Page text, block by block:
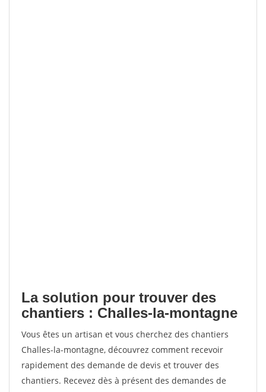
La solution pour trouver des
chantiers : Challes-la-montagne
Vous êtes un artisan et vous cherchez des chantiers
Challes-la-montagne, découvrez comment recevoir
rapidement des demande de devis et trouver des
chantiers. Recevez dès à présent des demandes de